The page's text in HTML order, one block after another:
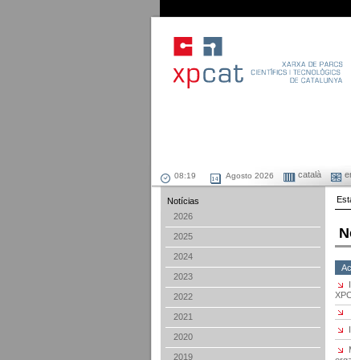
Agosto 2026 català
Notícias
2026
2025
2024
2023
2022
2021
2020
2019